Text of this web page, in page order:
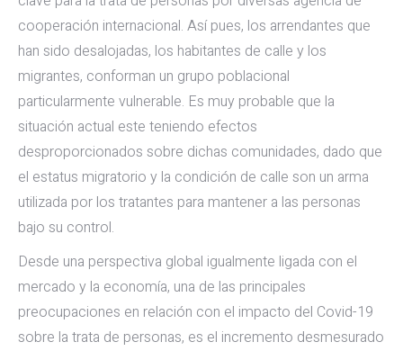
cooperación internacional. Así pues, los arrendantes que
han sido desalojadas, los habitantes de calle y los
migrantes, conforman un grupo poblacional
particularmente vulnerable. Es muy probable que la
situación actual este teniendo efectos
desproporcionados sobre dichas comunidades, dado que
el estatus migratorio y la condición de calle son un arma
utilizada por los tratantes para mantener a las personas
bajo su control.
Desde una perspectiva global igualmente ligada con el
mercado y la economía, una de las principales
preocupaciones en relación con el impacto del Covid-19
sobre la trata de personas, es el incremento desmesurado